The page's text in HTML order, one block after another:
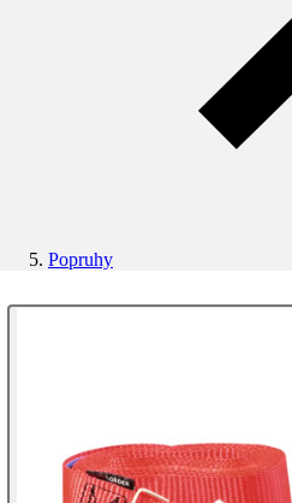
Popruhy